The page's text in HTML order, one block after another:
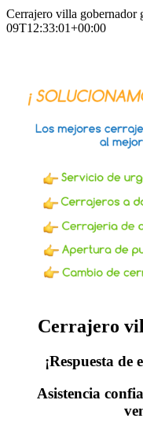
Cerrajero villa gobernador
09T12:33:01+00:00
Cerrajero
¡Respuesta de
Asistencia